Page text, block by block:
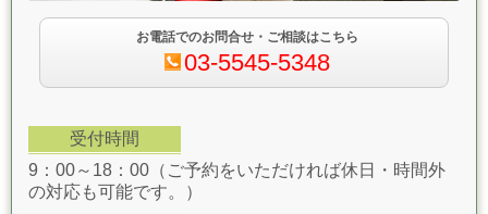
お電話でのお問合せ・ご相談はこちら
03-5545-5348
受付時間
9：00～18：00（ご予約をいただければ休日・時間外
の対応も可能です。）